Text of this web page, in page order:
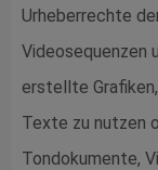
Urheberrechte
Videosequenzen
erstellte
Texte zu nutzen
Tondokumente,